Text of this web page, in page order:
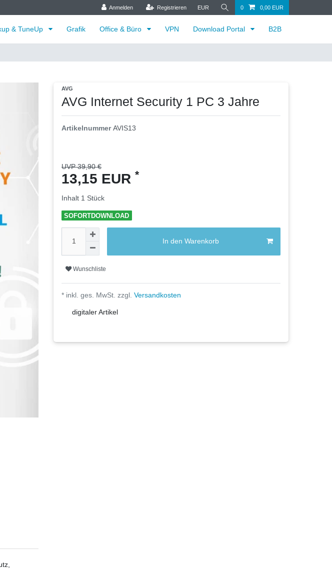
Anmelden Registrieren EUR 0 0,00 EUR
& TuneUp Grafik Office & Büro VPN Download Portal B2B
AVG
AVG Internet Security 1 PC 3 Jahre
ArtikelnummerAVIS13
UVP 39,90 €
13,15 EUR *
Inhalt 1 Stück
SOFORTDOWNLOAD
In den Warenkorb
Wunschliste
* inkl. ges. MwSt. zzgl. Versandkosten
digitaler Artikel